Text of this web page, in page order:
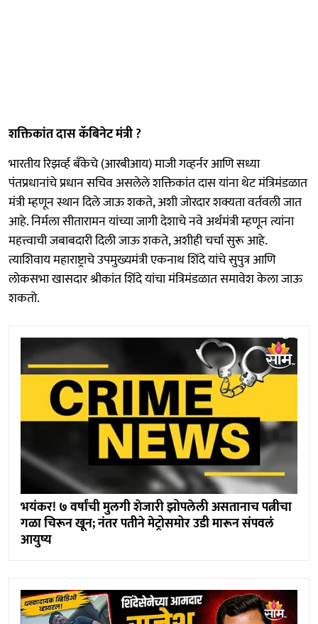
शक्तिकांत दास कॅबिनेट मंत्री ?
भारतीय रिझर्व्ह बँकेचे (आरबीआय) माजी गव्हर्नर आणि सध्या
पंतप्रधानांचे प्रधान सचिव असलेले शक्तिकांत दास यांना थेट मंत्रिमंडळात
मंत्री म्हणून स्थान दिले जाऊ शकते, अशी जोरदार शक्यता वर्तवली जात
आहे. निर्मला सीतारामन यांच्या जागी देशाचे नवे अर्थमंत्री म्हणून त्यांना
महत्त्वाची जबाबदारी दिली जाऊ शकते, अशीही चर्चा सुरू आहे.
त्याशिवाय महाराष्ट्राचे उपमुख्यमंत्री एकनाथ शिंदे यांचे सुपुत्र आणि
लोकसभा खासदार श्रीकांत शिंदे यांचा मंत्रिमंडळात समावेश केला जाऊ
शकतो.
भयंकर! ७ वर्षांची मुलगी शेजारी झोपलेली असतानाच पत्नीचा
गळा चिरून खून; नंतर पतीने मेट्रोसमोर उडी मारून संपवलं
आयुष्य